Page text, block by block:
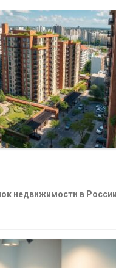
недвижимости в